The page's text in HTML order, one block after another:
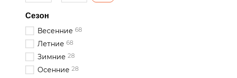
Сезон
Весенние 68
Летние 68
Зимние 28
Осенние 28